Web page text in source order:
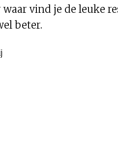
vind je de leuke
beter.